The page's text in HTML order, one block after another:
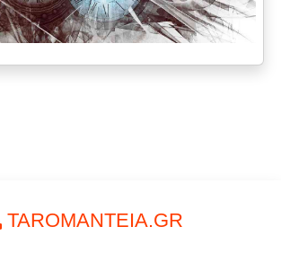
TAROMANTEIA.GR